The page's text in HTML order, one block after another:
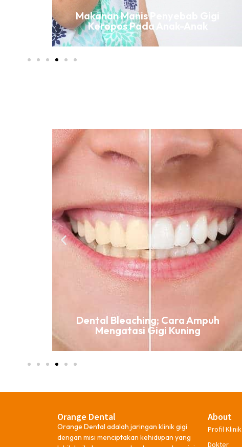
Makanan Manis Penyebab Gigi
Keropos Pada Anak-Anak
Dental Bleaching; Cara Ampuh
Mengatasi Gigi Kuning
Orange Dental
Orange Dental adalah jaringan klinik gigi
dengan misi menciptakan kehidupan yang
About
Profil Klinik
Dokter